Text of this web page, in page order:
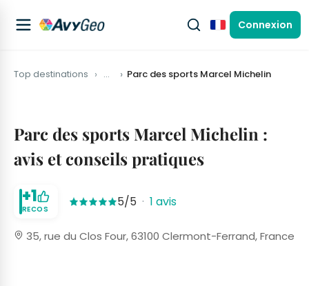
FrançaisConnexion
Top destinations … Parc des sports Marcel Michelin
Parc des sports Marcel Michelin :
avis et conseils pratiques
+1
RECOS 5/5 · 1 avis
35, rue du Clos Four, 63100 Clermont-Ferrand, France